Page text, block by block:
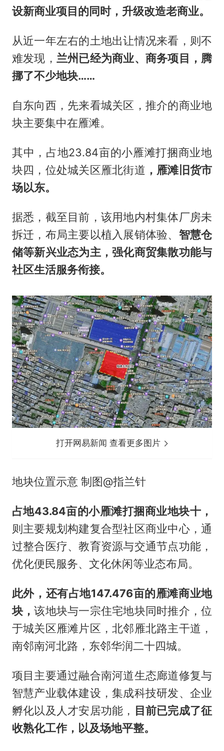
设新商业项目的同时，升级改造老商业。
从近一年左右的土地出让情况来看，则不
难发现， 兰州已经为商业、商务项目，腾
挪了不少地块……
自东向西，先来看城关区，推介的商业地
块主要集中在雁滩。
其中，占地23.84亩的小雁滩打捆商业地
块四，位处城关区雁北街道 ，雁滩旧货市
场以东。
据悉，截至目前，该用地内村集体厂房未
拆迁，布局主要以植入展销体验、 智慧仓
储等新兴业态为主，强化商贸集散功能与
社区生活服务衔接。
打开网易新闻 查看更多图片
地块位置示意 制图@指兰针
占地43.84亩的小雁滩打捆商业地块十，
则主要规划构建复合型社区商业中心，通
过整合医疗、教育资源与交通节点功能，
优化便民服务、文化休闲等业态布局。
此外，还有占地147.476亩的雁滩商业地
块，该地块与一宗住宅地块同时推介，位
于城关区雁滩片区，北邻雁北路主干道，
南邻南河北路，东邻华润二十四城。
项目主要通过融合南河道生态廊道修复与
智慧产业载体建设，集成科技研发、企业
孵化以及人才安居功能， 目前已完成了征
收熟化工作，以及场地平整。